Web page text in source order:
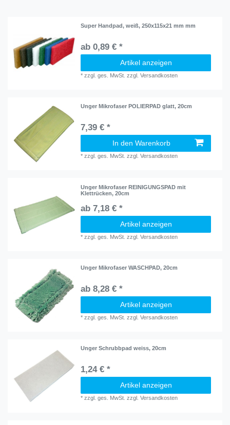
Super Handpad, weiß, 250x115x21 mm mm
ab 0,89 € *
Artikel anzeigen
*zzgl. ges. MwSt. zzgl.Versandkosten
Unger Mikrofaser POLIERPAD glatt, 20cm
7,39 € *
In den Warenkorb
*zzgl. ges. MwSt. zzgl.Versandkosten
Unger Mikrofaser REINIGUNGSPAD mit
Klettrücken, 20cm
ab 7,18 € *
Artikel anzeigen
*zzgl. ges. MwSt. zzgl.Versandkosten
Unger Mikrofaser WASCHPAD, 20cm
ab 8,28 € *
Artikel anzeigen
*zzgl. ges. MwSt. zzgl.Versandkosten
Unger Schrubbpad weiss, 20cm
1,24 € *
Artikel anzeigen
*zzgl. ges. MwSt. zzgl.Versandkosten